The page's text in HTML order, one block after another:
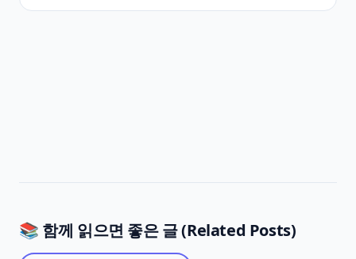
📚 함께 읽으면 좋은 글 (Related Posts)